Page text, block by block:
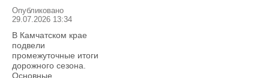
Опубликовано
29.07.2026 13:34
В Камчатском крае
подвели
промежуточные итоги
дорожного сезона.
Основные